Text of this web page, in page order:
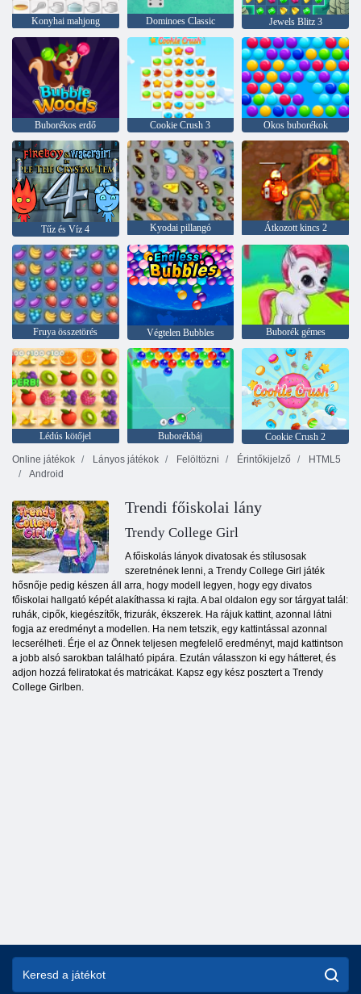
Konyhai mahjong Dominoes Classic Jewels Blitz 3
Buborékos erdő Cookie Crush 3 Okos buborékok
Tűz és Víz 4 Kyodai pillangó Átkozott kincs 2
Fruya összetörés Végtelen Bubbles Buborék gémes
Lédús kötőjel Buborékbáj
Cookie Crush 2
Online játékok
Lányos játékok Felöltözni Érintőkijelző
HTML5
Android
Trendi főiskolai lány
Trendy College Girl
A főiskolás lányok divatosak és stílusosak
szeretnének lenni, a Trendy College Girl játék
hősnője pedig készen áll arra, hogy modell legyen, hogy egy divatos
főiskolai hallgató képét alakíthassa ki rajta. A bal oldalon egy sor tárgyat talál:
ruhák, cipők, kiegészítők, frizurák, ékszerek. Ha rájuk kattint, azonnal látni
fogja az eredményt a modellen. Ha nem tetszik, egy kattintással azonnal
lecserélheti. Érje el az Önnek teljesen megfelelő eredményt, majd kattintson
a jobb alsó sarokban található pipára. Ezután válasszon ki egy hátteret, és
adjon hozzá feliratokat és matricákat. Kapsz egy kész posztert a Trendy
College Girlben.